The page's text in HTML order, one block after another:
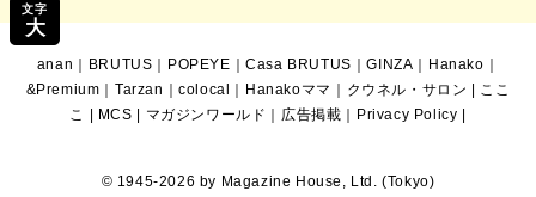
文字
大
anan BRUTUS POPEYE ｜Casa BRUTUS ｜GINZA Hanako
&Premium ｜Tarzan ｜colocal Hanakoママ クウネル・サロン
ここ
こ
MCS マガジンワールド 広告掲載 Privacy Policy
© 1945-2026 by Magazine House, Ltd. (Tokyo)